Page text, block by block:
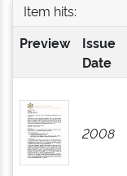
Item hits:
Preview
Issue
Date
2008